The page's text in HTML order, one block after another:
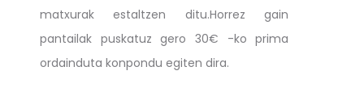
matxurak estaltzen ditu.Horrez gain
pantailak puskatuz gero 30€ -ko prima
ordainduta konpondu egiten dira.